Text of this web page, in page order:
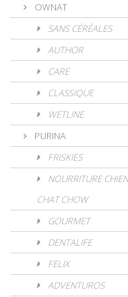
OWNAT
SANS CÉRÉALES
AUTHOR
CARE
CLASSIQUE
WETLINE
PURINA
FRISKIES
NOURRITURE
CHAT CHOW
GOURMET
DENTALIFE
FELIX
ADVENTUROS